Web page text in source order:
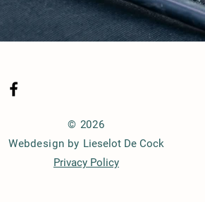
© 2026
Webdesign by Lieselot De Cock
Privacy Policy